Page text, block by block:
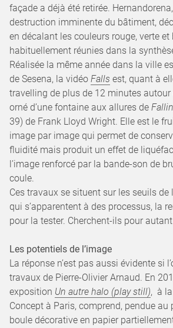
façade a déjà été retirée.
destruction imminente du bâtiment,
en décalant les couleurs rouge, verte et
habituellement réunies dans la
Réalisée la même année dans la ville
de Sesena, la vidéo Falls est, quant à
travelling de plus de 12 minutes autour
orné d’une fontaine aux allures de
39) de Frank Lloyd Wright. Elle est le
image par image qui permet de
fluidité mais produit un effet de
l’image renforcé par la bande-son de
coule.
Ces travaux se situent sur les seuils de
qui s’apparentent à des processus, la
pour la tester. Cherchent-ils pour autant
Les potentiels de l’image
La réponse n’est pas aussi évidente si
travaux de Pierre-Olivier Arnaud. En
exposition Un autre halo (play still), à
Concept à Paris, comprend, pendue au
boule décorative en papier